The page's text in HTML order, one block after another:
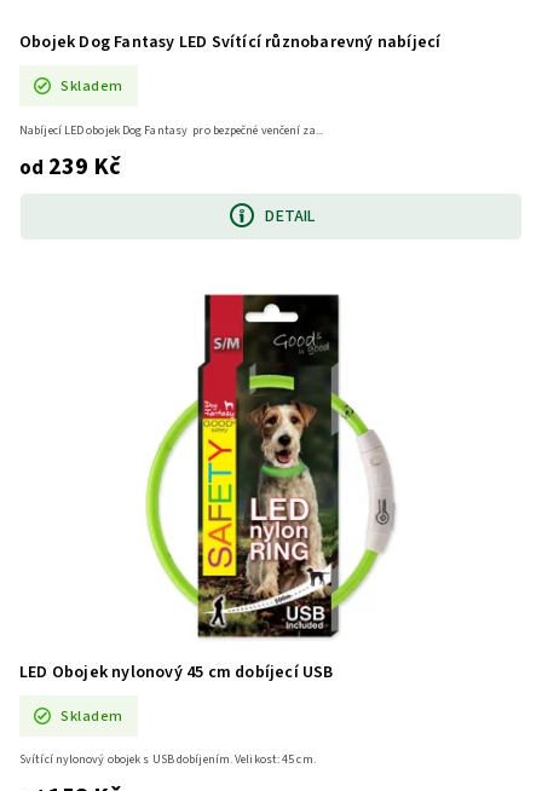
Obojek Dog Fantasy LED Svítící různobarevný nabíjecí
Skladem
od 239 Kč
DETAIL
Nabíjecí LED obojek Dog Fantasy pro bezpečné venčení za...
LED Obojek nylonový 45 cm dobíjecí USB
Skladem
Svítící nylonový obojek s USB dobíjením. Velikost: 45 cm.